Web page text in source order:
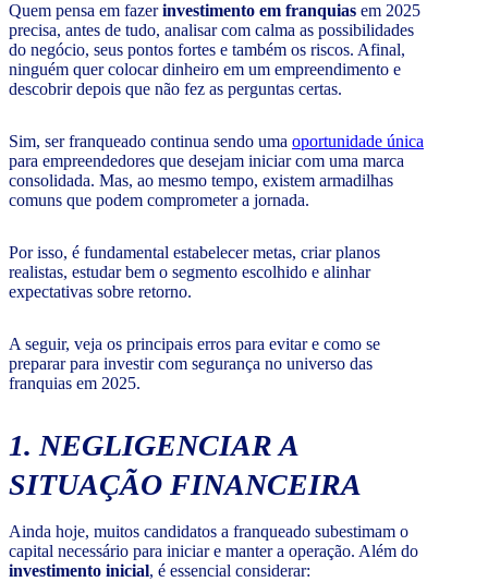
Quem pensa em fazerinvestimento em franquias em 2025
precisa, antes de tudo, analisar com calma as possibilidades
do negócio, seus pontos fortes e também os riscos. Afinal,
ninguém quer colocar dinheiro em um empreendimento e
descobrir depois que não fez as perguntas certas.
Sim, ser franqueado continua sendo uma oportunidade única
para empreendedores que desejam iniciar com uma marca
consolidada. Mas, ao mesmo tempo, existem armadilhas
comuns que podem comprometer a jornada.
Por isso, é fundamental estabelecer metas, criar planos
realistas, estudar bem o segmento escolhido e alinhar
expectativas sobre retorno.
A seguir, veja os principais erros para evitar e como se
preparar para investir com segurança no universo das
franquias em 2025.
1. NEGLIGENCIAR A
SITUAÇÃO FINANCEIRA
Ainda hoje, muitos candidatos a franqueado subestimam o
capital necessário para iniciar e manter a operação. Além do
investimento inicial, é essencial considerar: